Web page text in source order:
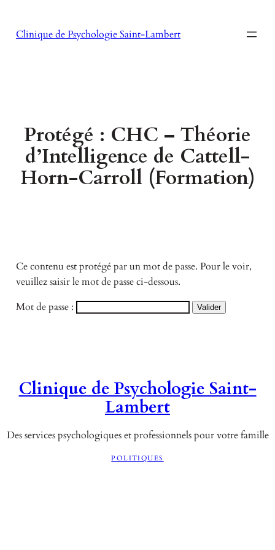
contenu
Clinique de Psychologie Saint-Lambert
Protégé : CHC – Théorie
d’Intelligence de Cattell-
Horn-Carroll (Formation)
Ce contenu est protégé par un mot de passe. Pour le voir,
veuillez saisir le mot de passe ci-dessous.
Mot de passe :
Clinique de Psychologie Saint-
Lambert
Des services psychologiques et professionnels pour votre famille
POLITIQUES